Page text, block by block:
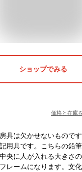
ショップでみる
価格と在庫
具は欠かせないもので
用具です。こちらの鉛
央に人が入れる大きさ
レームになります。文